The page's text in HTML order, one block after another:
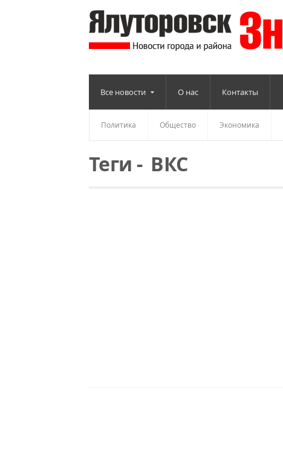
Все новости О нас Контакты
Политика Общество Экономика
Теги -ВКС